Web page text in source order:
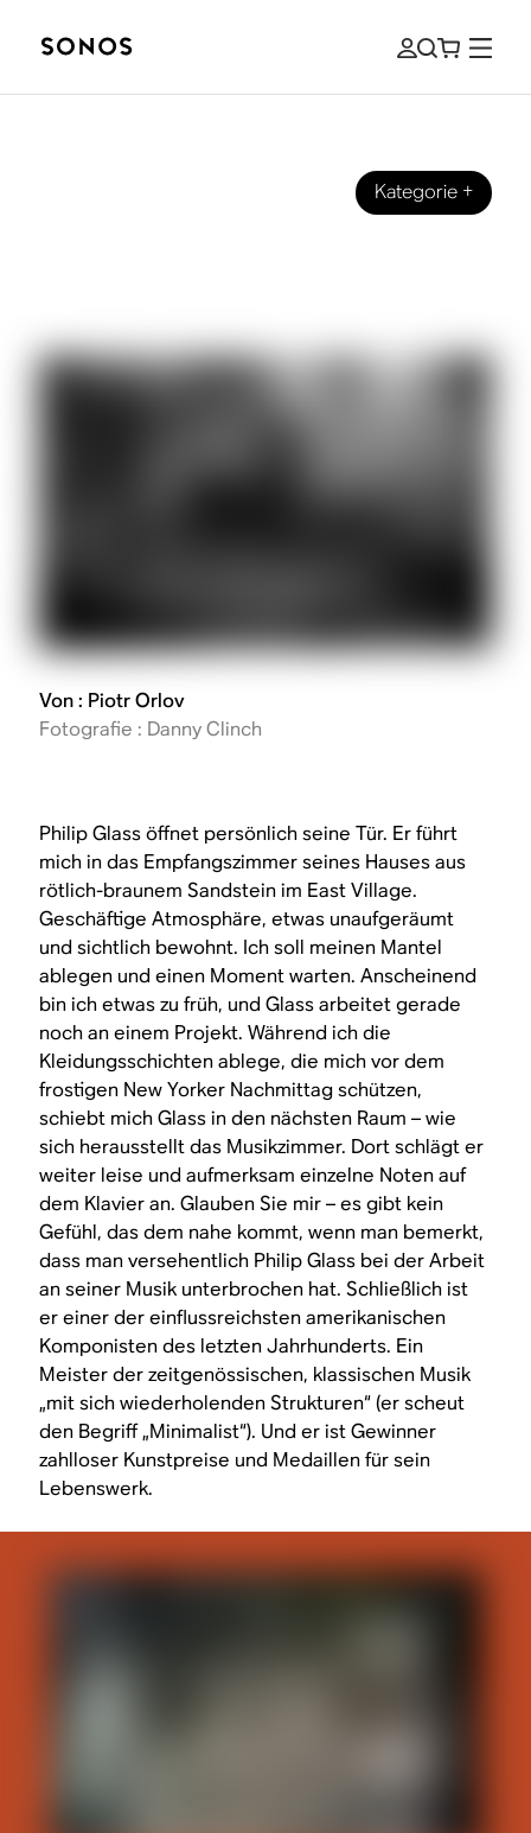
Kategorie+
Von : Piotr Orlov
Fotografie : Danny Clinch
Philip Glass öffnet persönlich seine Tür. Er führt
mich in das Empfangszimmer seines Hauses aus
rötlich-braunem Sandstein im East Village.
Geschäftige Atmosphäre, etwas unaufgeräumt
und sichtlich bewohnt. Ich soll meinen Mantel
ablegen und einen Moment warten. Anscheinend
bin ich etwas zu früh, und Glass arbeitet gerade
noch an einem Projekt. Während ich die
Kleidungsschichten ablege, die mich vor dem
frostigen New Yorker Nachmittag schützen,
schiebt mich Glass in den nächsten Raum – wie
sich herausstellt das Musikzimmer. Dort schlägt er
weiter leise und aufmerksam einzelne Noten auf
dem Klavier an. Glauben Sie mir – es gibt kein
Gefühl, das dem nahe kommt, wenn man bemerkt,
dass man versehentlich Philip Glass bei der Arbeit
an seiner Musik unterbrochen hat. Schließlich ist
er einer der einflussreichsten amerikanischen
Komponisten des letzten Jahrhunderts. Ein
Meister der zeitgenössischen, klassischen Musik
„mit sich wiederholenden Strukturen“ (er scheut
den Begriff „Minimalist“). Und er ist Gewinner
zahlloser Kunstpreise und Medaillen für sein
Lebenswerk.